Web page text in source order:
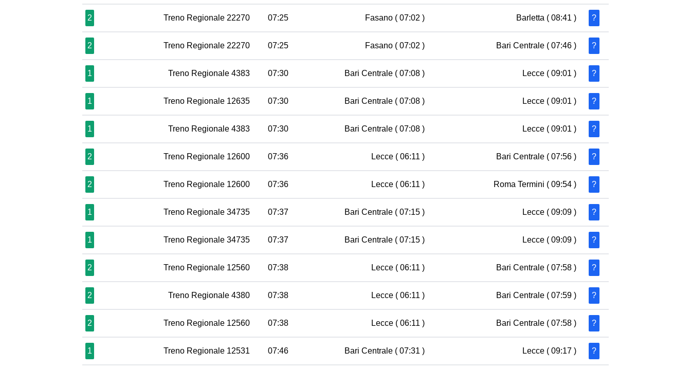
2 Treno Regionale 22270 07:25 Fasano ( 07:02 ) Barletta ( 08:41 ) ?
2 Treno Regionale 22270 07:25 Fasano ( 07:02 ) Bari Centrale ( 07:46 ) ?
1 Treno Regionale 4383 07:30 Bari Centrale ( 07:08 ) Lecce ( 09:01 ) ?
1 Treno Regionale 12635 07:30 Bari Centrale ( 07:08 ) Lecce ( 09:01 ) ?
1 Treno Regionale 4383 07:30 Bari Centrale ( 07:08 ) Lecce ( 09:01 ) ?
2 Treno Regionale 12600 07:36 Lecce ( 06:11 ) Bari Centrale ( 07:56 ) ?
2 Treno Regionale 12600 07:36 Lecce ( 06:11 ) Roma Termini ( 09:54 ) ?
1 Treno Regionale 34735 07:37 Bari Centrale ( 07:15 ) Lecce ( 09:09 ) ?
1 Treno Regionale 34735 07:37 Bari Centrale ( 07:15 ) Lecce ( 09:09 ) ?
2 Treno Regionale 12560 07:38 Lecce ( 06:11 ) Bari Centrale ( 07:58 ) ?
2 Treno Regionale 4380 07:38 Lecce ( 06:11 ) Bari Centrale ( 07:59 ) ?
2 Treno Regionale 12560 07:38 Lecce ( 06:11 ) Bari Centrale ( 07:58 ) ?
1 Treno Regionale 12531 07:46 Bari Centrale ( 07:31 ) Lecce ( 09:17 ) ?